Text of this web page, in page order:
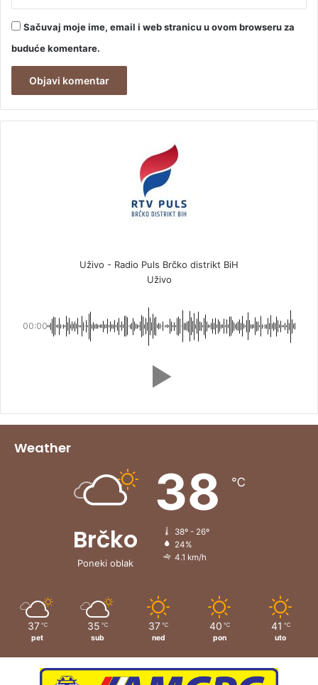
Sačuvaj moje ime, email i web stranicu u ovom browseru za
buduće komentare.
Uživo - Radio Puls Brčko distrikt BiH
Uživo
00:00
Weather
Brčko
Poneki oblak
38 ℃
38º - 26º
24%
4.1 km/h
37 ℃
pet
35 ℃
sub
37 ℃
ned
40 ℃
pon
41 ℃
uto